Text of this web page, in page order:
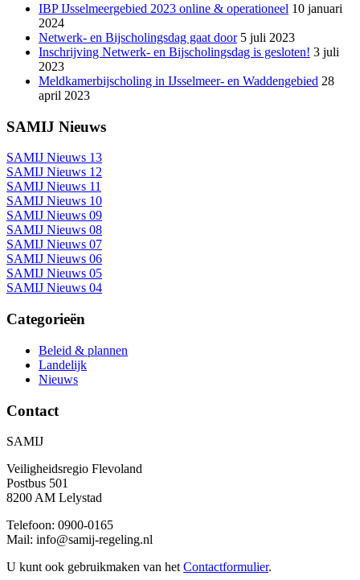
IBP IJsselmeergebied 2023 online & operationeel 10 januari
2024
Netwerk- en Bijscholingsdag gaat door 5 juli 2023
Inschrijving Netwerk- en Bijscholingsdag is gesloten! 3 juli
2023
Meldkamerbijscholing in IJsselmeer- en Waddengebied 28
april 2023
SAMIJ Nieuws
SAMIJ Nieuws 13
SAMIJ Nieuws 12
SAMIJ Nieuws 11
SAMIJ Nieuws 10
SAMIJ Nieuws 09
SAMIJ Nieuws 08
SAMIJ Nieuws 07
SAMIJ Nieuws 06
SAMIJ Nieuws 05
SAMIJ Nieuws 04
Categorieën
Beleid & plannen
Landelijk
Nieuws
Contact
SAMIJ
Veiligheidsregio Flevoland
Postbus 501
8200 AM Lelystad
Telefoon: 0900-0165
Mail: info@samij-regeling.nl
U kunt ook gebruikmaken van het Contactformulier.